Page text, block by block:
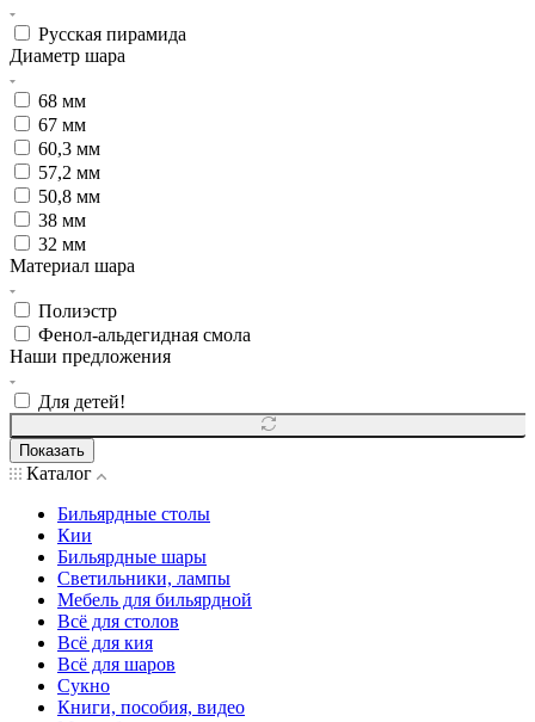
Русская пирамида
Диаметр шара
68 мм
67 мм
60,3 мм
57,2 мм
50,8 мм
38 мм
32 мм
Материал шара
Полиэстр
Фенол-альдегидная смола
Наши предложения
Для детей!
Показать
Каталог
Бильярдные столы
Кии
Бильярдные шары
Светильники, лампы
Мебель для бильярдной
Всё для столов
Всё для кия
Всё для шаров
Сукно
Книги, пособия, видео